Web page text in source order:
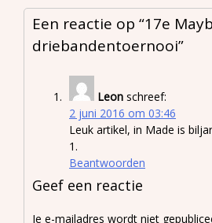
Een reactie op “17e
driebandentoernooi”
Leon schreef:
2 juni 2016 om 03:46
Leuk artikel, in Made is
1.
Beantwoorden
Geef een reactie
Je e-mailadres wordt niet